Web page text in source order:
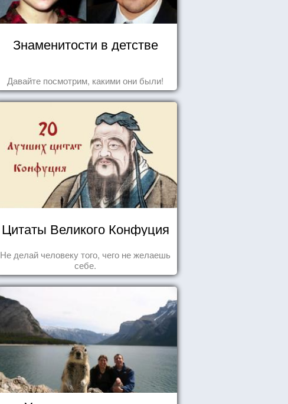
Знаменитости в детстве
Давайте посмотрим, какими они были!
Цитаты Великого Конфуция
Не делай человеку того, чего не желаешь
себе.